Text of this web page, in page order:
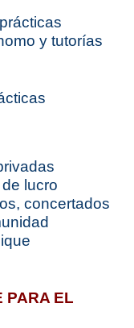
y tutorías
lucro
concertados
PARA EL